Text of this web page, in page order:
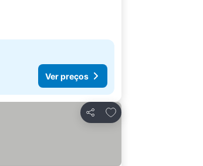
Ver preços
Partilhar
Adicionar aos favoritos